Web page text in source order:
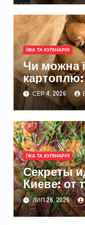
ЇЖА ТА КУЛІНАРІЯ
Чи можна
таСЕР 4, 2026
ЇЖА ТА КУЛІНАРІЯ
Секреты
Киеве: от
начинок
ЛИП 26, 2026